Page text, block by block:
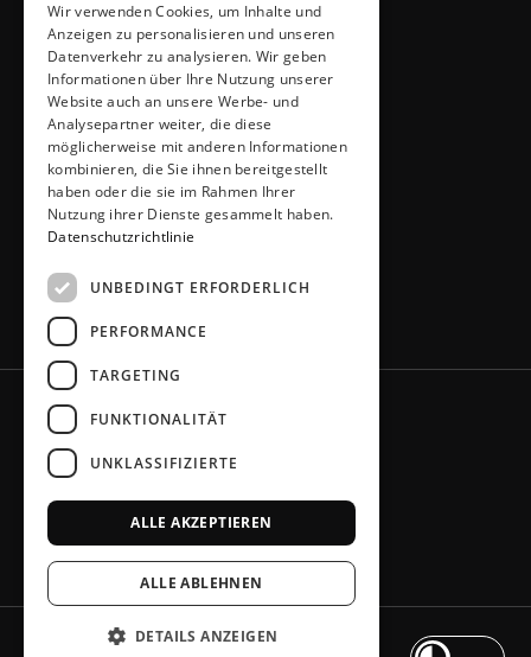
ADRESSE & KONTAKT
Küchen Thiemann
Thiemann GmbH
Krombacher Straße 4
51491 Overath
02206 / 6461
info@kuechen-thiemann.de
ÖFFNUNGSZEITEN
Mo – Fr
9 – 18 Uhr
Sa
9 – 13 Uhr
oder gerne nach Absprache
Wir verwenden Cookies, um Inhalte und
Anzeigen zu personalisieren und unseren
Datenverkehr zu analysieren. Wir geben
Informationen über Ihre Nutzung unserer
Website auch an unsere Werbe- und
Analysepartner weiter, die diese
möglicherweise mit anderen Informationen
kombinieren, die Sie ihnen bereitgestellt
haben oder die sie im Rahmen Ihrer
Nutzung ihrer Dienste gesammelt haben.
Datenschutzrichtlinie
UNBEDINGT ERFORDERLICH
PERFORMANCE
TARGETING
FUNKTIONALITÄT
UNKLASSIFIZIERTE
ALLE AKZEPTIEREN
ALLE ABLEHNEN
DETAILS ANZEIGEN